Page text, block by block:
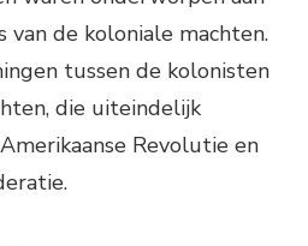
de koloniale machten.
tussen de kolonisten
die uiteindelijk
Revolutie en